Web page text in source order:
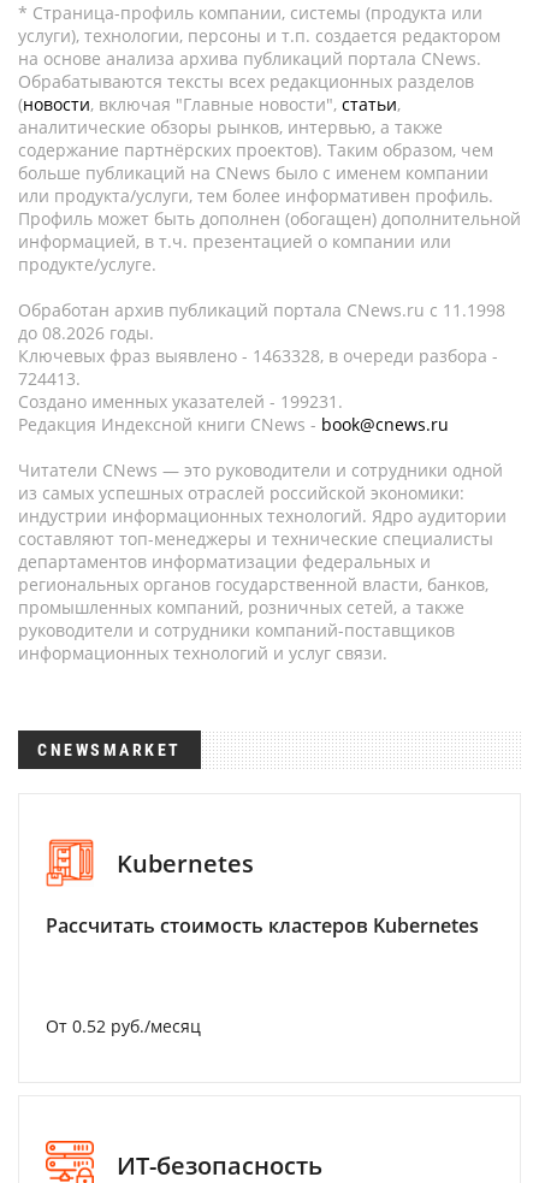
* Страница-профиль компании, системы (продукта или
услуги), технологии, персоны и т.п. создается редактором
на основе анализа архива публикаций портала CNews.
Обрабатываются тексты всех редакционных разделов
(новости, включая "Главные новости", статьи,
аналитические обзоры рынков, интервью, а также
содержание партнёрских проектов). Таким образом, чем
больше публикаций на CNews было с именем компании
или продукта/услуги, тем более информативен профиль.
Профиль может быть дополнен (обогащен) дополнительной
информацией, в т.ч. презентацией о компании или
продукте/услуге.
Обработан архив публикаций портала CNews.ru c 11.1998
до 08.2026 годы.
Ключевых фраз выявлено - 1463328, в очереди разбора -
724413.
Создано именных указателей - 199231.
Редакция Индексной книги CNews - book@cnews.ru
Читатели CNews — это руководители и сотрудники одной
из самых успешных отраслей российской экономики:
индустрии информационных технологий. Ядро аудитории
составляют топ-менеджеры и технические специалисты
департаментов информатизации федеральных и
региональных органов государственной власти, банков,
промышленных компаний, розничных сетей, а также
руководители и сотрудники компаний-поставщиков
информационных технологий и услуг связи.
CNEWSMARKET
Kubernetes
Рассчитать стоимость кластеров Kubernetes
От 0.52 руб./месяц
ИТ-безопасность